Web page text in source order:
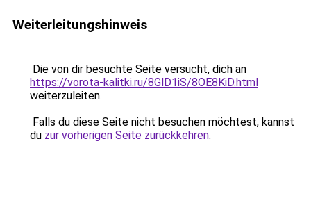
Weiterleitungshinweis
Die von dir besuchte Seite versucht, dich an
https://vorota-kalitki.ru/8GlD1iS/8OE8KiD.html
weiterzuleiten.
Falls du diese Seite nicht besuchen möchtest, kannst
du zur vorherigen Seite zurückkehren.